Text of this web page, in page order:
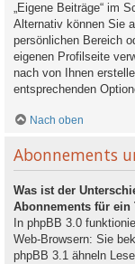
„Eigene Beiträge“ im
Alternativ können Sie
persönlichen Bereich
eigenen Profilseite
nach von Ihnen
entsprechenden
Nach oben
Abonnements
Was ist der
Abonnements für ein
In phpBB 3.0
Web-Browsern: Sie
phpBB 3.1 ähneln